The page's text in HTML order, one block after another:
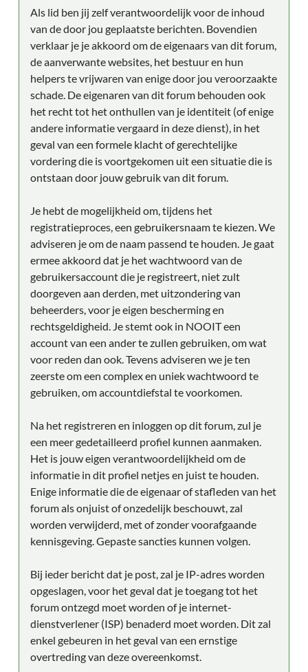
Als lid ben jij zelf verantwoordelijk voor de inhoud
van de door jou geplaatste berichten. Bovendien
verklaar je je akkoord om de eigenaars van dit forum,
de aanverwante websites, het bestuur en hun
helpers te vrijwaren van enige door jou veroorzaakte
schade. De eigenaren van dit forum behouden ook
het recht tot het onthullen van je identiteit (of enige
andere informatie vergaard in deze dienst), in het
geval van een formele klacht of gerechtelijke
vordering die is voortgekomen uit een situatie die is
ontstaan door jouw gebruik van dit forum.
Je hebt de mogelijkheid om, tijdens het
registratieproces, een gebruikersnaam te kiezen. We
adviseren je om de naam passend te houden. Je gaat
ermee akkoord dat je het wachtwoord van de
gebruikersaccount die je registreert, niet zult
doorgeven aan derden, met uitzondering van
beheerders, voor je eigen bescherming en
rechtsgeldigheid. Je stemt ook in NOOIT een
account van een ander te zullen gebruiken, om wat
voor reden dan ook. Tevens adviseren we je ten
zeerste om een complex en uniek wachtwoord te
gebruiken, om accountdiefstal te voorkomen.
Na het registreren en inloggen op dit forum, zul je
een meer gedetailleerd profiel kunnen aanmaken.
Het is jouw eigen verantwoordelijkheid om de
informatie in dit profiel netjes en juist te houden.
Enige informatie die de eigenaar of stafleden van het
forum als onjuist of onzedelijk beschouwt, zal
worden verwijderd, met of zonder voorafgaande
kennisgeving. Gepaste sancties kunnen volgen.
Bij ieder bericht dat je post, zal je IP-adres worden
opgeslagen, voor het geval dat je toegang tot het
forum ontzegd moet worden of je internet-
dienstverlener (ISP) benaderd moet worden. Dit zal
enkel gebeuren in het geval van een ernstige
overtreding van deze overeenkomst.